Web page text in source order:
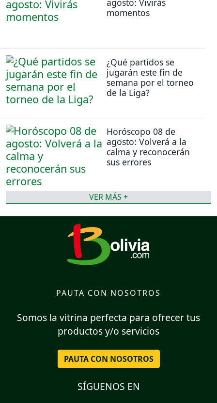
agosto: Vivirás
momentos
¿Qué partidos se
jugarán este fin de
semana por el torneo
de la Liga?
Horóscopo 08 de
agosto: Volverá a la
calma y reconocerán
sus errores
VER MÁS +
PAUTA CON NOSOTROS
Somos la vitrina perfecta para ofrecer tus
productos y/o servicios
PAUTA CON NOSOTROS
SÍGUENOS EN